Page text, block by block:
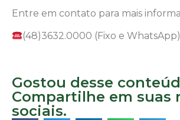
Entre em contato para mais
(48)3632.0000 (Fixo e WhatsApp)
Gostou desse
Compartilhe em suas
sociais.